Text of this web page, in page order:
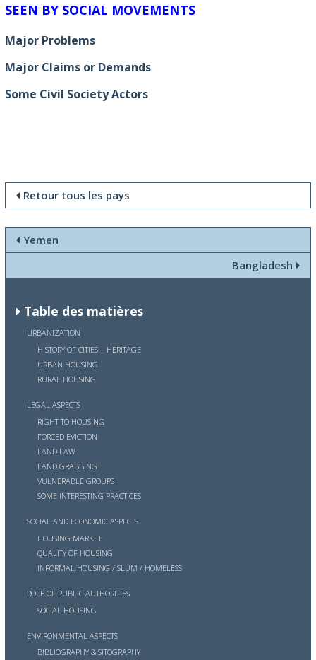
SEEN BY SOCIAL MOVEMENTS
Major Problems
Major Claims or Demands
Some Civil Society Actors
Retour tous les pays
Yemen
Bangladesh
Table des matières
URBANIZATION
HISTORY OF CITIES – HERITAGE
URBAN HOUSING
RURAL HOUSING
LEGAL ASPECTS
RIGHT TO HOUSING
FORCED EVICTION
LAND LAW
LAND GRABBING
VULNERABLE GROUPS
SOME INTERESTING PRACTICES
SOCIAL AND ECONOMIC ASPECTS
HOUSING MARKET
QUALITY OF HOUSING
INFORMAL HOUSING / SLUM / HOMELESS
ROLE OF PUBLIC AUTHORITIES
SOCIAL HOUSING
ENVIRONMENTAL ASPECTS
BIBLIOGRAPHY & SITOGRAPHY